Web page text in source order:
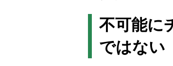
不可能に
ではない